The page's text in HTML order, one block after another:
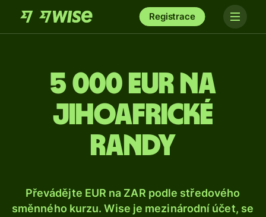
Registrace
5 000 eur na
jihoafrické
randy
Převádějte EUR na ZAR podle středového
směnného kurzu. Wise je mezinárodní účet, se